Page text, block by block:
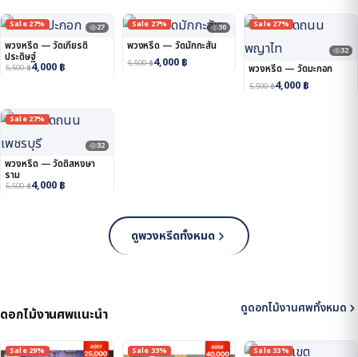
Sale 27% 27
พวงหรีด — วัดเกียรติ
ประดิษฐ์
5,500฿4,000 ฿
Sale 27% 30
พวงหรีด — วัดมักกะสัน
5,500฿4,000 ฿
Sale 27%
32
พวงหรีด — วัดมะกอก
5,500฿4,000 ฿
Sale 27%
32
พวงหรีด — วัดดิสหงษา
ราม
5,500฿4,000 ฿
ดูพวงหรีดทั้งหมด
ดอกไม้งานศพแนะนำ ดูดอกไม้งานศพทั้งหมด
Sale 29% Sale 33% Sale 33%